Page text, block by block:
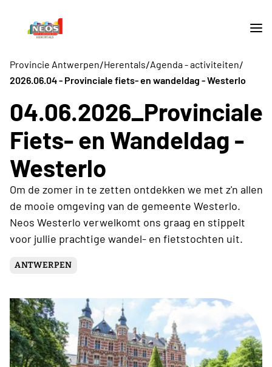
Provincie Antwerpen/Herentals/Agenda - activiteiten/
2026.06.04 - Provinciale fiets- en wandeldag - Westerlo
04.06.2026_Provinciale
Fiets- en Wandeldag -
Westerlo
Om de zomer in te zetten ontdekken we met z'n allen
de mooie omgeving van de gemeente Westerlo.
Neos Westerlo verwelkomt ons graag en stippelt
voor jullie prachtige wandel- en fietstochten uit.
ANTWERPEN